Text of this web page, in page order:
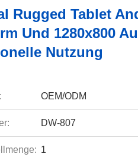
Rugged Tablet
Und 1280x800
Nutzung
OEM/ODM
DW-807
1